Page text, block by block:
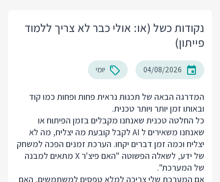
נקודות כשל (או: אולי כבר לא צריך ללמוד
פייתון)
04/08/2026 יומי
המדרגה הבאה של תכנות נראית פחות ופחות כמו קוד
ובאותו זמן יותר ויותר טכנית.
כל החלטה טכנית שאנחנו מקבלים בזמן הפיתוח או
שאנחנו משאירים ל AI לקבל קובעת מה יצליח, מה לא
יצליח וכמה זמן דברים יקחו. הערכת זמנים הפכה למשחק
של ידע, לשאלה הפשוטה "האם פיצ'ר X מתאים למבנה
של המערכת".
אם המערכת שלי צריכה למלא טפסים למשתמשים, האם